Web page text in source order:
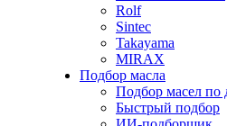
Rolf
Sintec
Takayama
MIRAX
Подбор масла
Подбор масел по
Быстрый подбор